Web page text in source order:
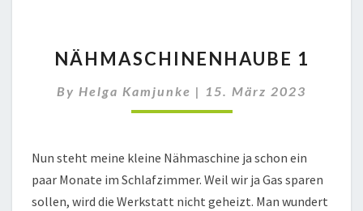
1
NÄHMASCHINENHAUBE 1
By Helga Kamjunke | 15. März 2023
Nun steht meine kleine Nähmaschine ja schon ein
paar Monate im Schlafzimmer. Weil wir ja Gas sparen
sollen, wird die Werkstatt nicht geheizt. Man wundert